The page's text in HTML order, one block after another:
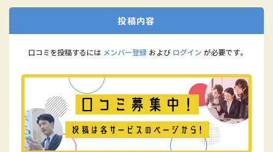
投稿内容
口コミを投稿するには メンバー登録および ログイン が必要です。